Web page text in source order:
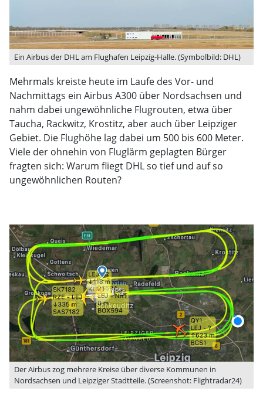
Ein Airbus der DHL am Flughafen Leipzig-Halle. (Symbolbild: DHL)
Mehrmals kreiste heute im Laufe des Vor- und
Nachmittags ein Airbus A300 über Nordsachsen und
nahm dabei ungewöhnliche Flugrouten, etwa über
Taucha, Rackwitz, Krostitz, aber auch über Leipziger
Gebiet. Die Flughöhe lag dabei um 500 bis 600 Meter.
Viele der ohnehin von Fluglärm geplagten Bürger
fragten sich: Warum fliegt DHL so tief und auf so
ungewöhnlichen Routen?
Der Airbus zog mehrere Kreise über diverse Kommunen in
Nordsachsen und Leipziger Stadtteile. (Screenshot: Flightradar24)